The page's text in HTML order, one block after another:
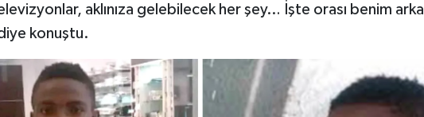
aklınıza gelebilecek her şey… İşte orası benim arka
konuştu.